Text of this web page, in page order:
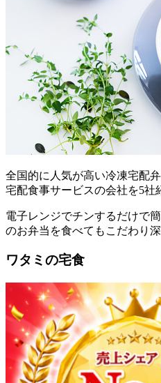
全国的に人気が高い冷凍宅配
宅配食事サービスの会社を5社
電子レンジでチンするだけで
のお弁当を食べてもこだわり
ワタミの宅食